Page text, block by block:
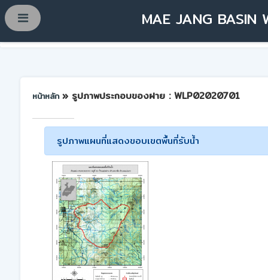
MAE JANG BASIN
หน้าหลัก » รูปภาพประกอบของฝาย : WLP02020701
รูปภาพแผนที่แสดงขอบเขตพื้นที่รับน้ำ